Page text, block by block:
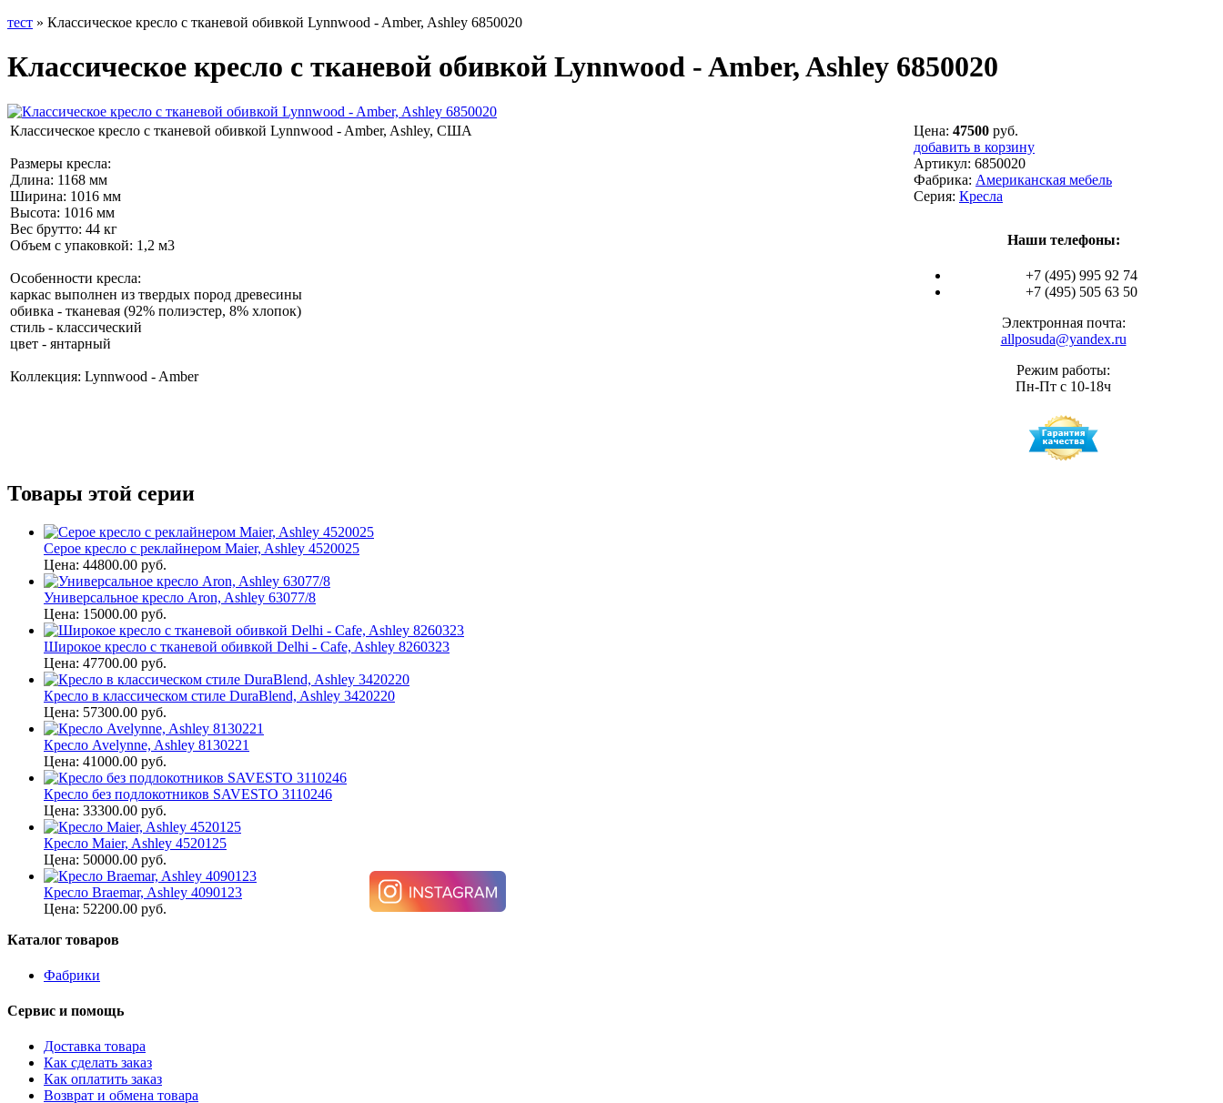
тест » Классическое кресло с тканевой обивкой Lynnwood - Amber, Ashley 6850020
Классическое кресло с тканевой обивкой Lynnwood - Amber, Ashley 6850020
Классическое кресло с тканевой обивкой Lynnwood - Amber, Ashley, США
Размеры кресла:
Длина: 1168 мм
Ширина: 1016 мм
Высота: 1016 мм
Вес брутто: 44 кг
Объем с упаковкой: 1,2 м3
Особенности кресла:
каркас выполнен из твердых пород древесины
обивка - тканевая (92% полиэстер, 8% хлопок)
стиль - классический
цвет - янтарный
Коллекция: Lynnwood - Amber
Цена: 47500 руб.
добавить в корзину
Артикул: 6850020
Фабрика: Американская мебель
Серия: Кресла
Наши телефоны:
+7 (495) 995 92 74
+7 (495) 505 63 50
Электронная почта:
allposuda@yandex.ru
Режим работы:
Пн-Пт с 10-18ч
Товары этой серии
Серое кресло с реклайнером Maier, Ashley 4520025
Цена: 44800.00 руб.
Универсальное кресло Aron, Ashley 63077/8
Цена: 15000.00 руб.
Широкое кресло с тканевой обивкой Delhi - Cafe, Ashley 8260323
Цена: 47700.00 руб.
Кресло в классическом стиле DuraBlend, Ashley 3420220
Цена: 57300.00 руб.
Кресло Avelynne, Ashley 8130221
Цена: 41000.00 руб.
Кресло без подлокотников SAVESTO 3110246
Цена: 33300.00 руб.
Кресло Maier, Ashley 4520125
Цена: 50000.00 руб.
Кресло Braemar, Ashley 4090123
Цена: 52200.00 руб.
Каталог товаров
Фабрики
Сервис и помощь
Доставка товара
Как сделать заказ
Как оплатить заказ
Возврат и обмена товара